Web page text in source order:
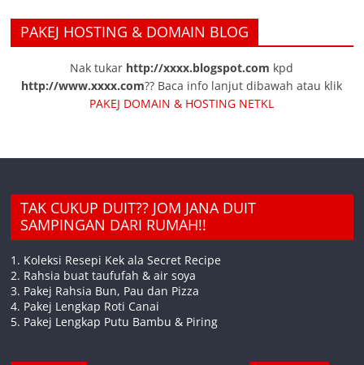
PAKEJ HOSTING & DOMAIN BLOG
Nak tukar http://xxxx.blogspot.com kpd
http://www.xxxx.com?? Baca info lanjut dibawah atau klik
PAKEJ DOMAIN & HOSTING NETKL
TAK CUKUP DUIT?? JOM JANA DUIT
SAMPINGAN DARI RUMAH!!
1. Koleksi Resepi Kek ala Secret Recipe
2. Rahsia buat taufufah & air soya
3. Pakej Rahsia Bun, Pau dan Pizza
4. Pakej Lengkap Roti Canai
5. Pakej Lengkap Putu Bambu & Piring